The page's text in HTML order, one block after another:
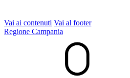
Vai ai contenuti Vai al footer
Regione Campania